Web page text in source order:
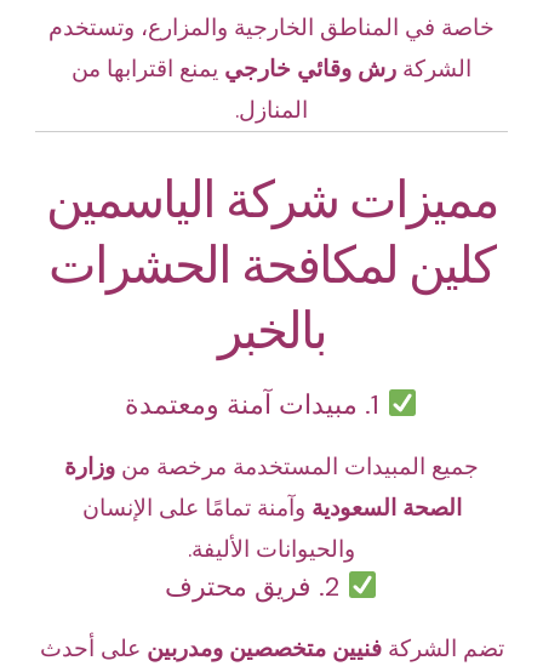
خاصة في المناطق الخارجية والمزارع، وتستخدم
الشركة رش وقائي خارجي يمنع اقترابها من
المنازل.
مميزات شركة الياسمين
كلين لمكافحة الحشرات
بالخبر
جميع المبيدات المستخدمة مرخصة من وزارة
الصحة السعودية وآمنة تمامًا على الإنسان
والحيوانات الأليفة.
تضم الشركةفنيين متخصصين ومدربين على أحدث